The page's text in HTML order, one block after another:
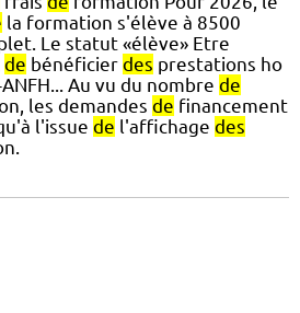
la formation s'élève à 8500
Le statut «élève» Etre
de bénéficier des prestations ho
Au vu du nombre de
les demandes de financement
l'issue de l'affichage des